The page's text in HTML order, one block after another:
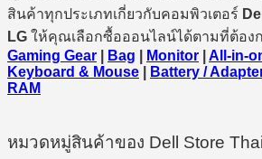
สินค้าทุกประเภทเกี่ยวกับคอมพิวเตอร์
LG ให้คุณเลือกซื้อออนไลน์ได้ตามที่ต้องก
Gaming Gear
Bag Monitor All-in-
Keyboard & Mouse
Battery /
RAM
หมวดหมู่สินค้าของ Dell Store